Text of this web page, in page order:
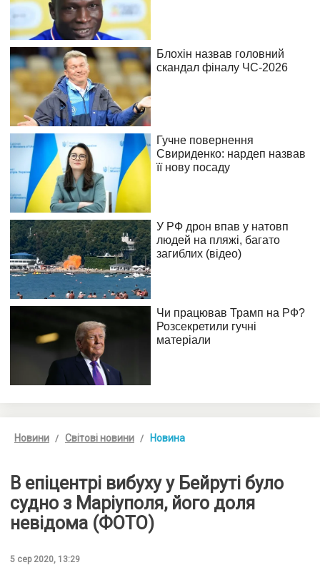
Новини Світові новини Новина
В епіцентрі вибуху у Бейруті було
судно з Маріуполя, його доля
невідома (ФОТО)
5 сер 2020, 13:29